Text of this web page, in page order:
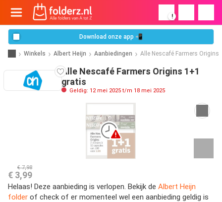
!
Download onze app 📲
Winkels Albert Heijn Aanbiedingen Alle Nescafé Farmers Origins
Alle Nescafé Farmers Origins 1+1
gratis
Geldig: 12 mei 2025 t/m 18 mei 2025
€ 7,98
€ 3,99
Helaas! Deze aanbieding is verlopen. Bekijk de Albert Heijn
folder of check of er momenteel wel een aanbieding geldig is